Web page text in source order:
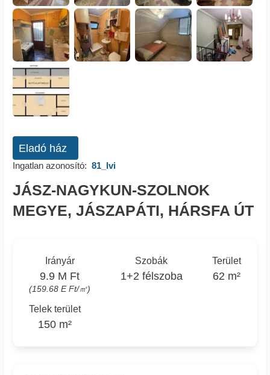
Eladó ház
Ingatlan azonosító: 81_lvi
JÁSZ-NAGYKUN-SZOLNOK
MEGYE, JÁSZAPÁTI, HÁRSFA ÚT
Irányár
9.9 M Ft
(159.68 E Ft/㎡)
Szobák
1+2 félszoba
Terület
62 m²
Telek terület
150 m²